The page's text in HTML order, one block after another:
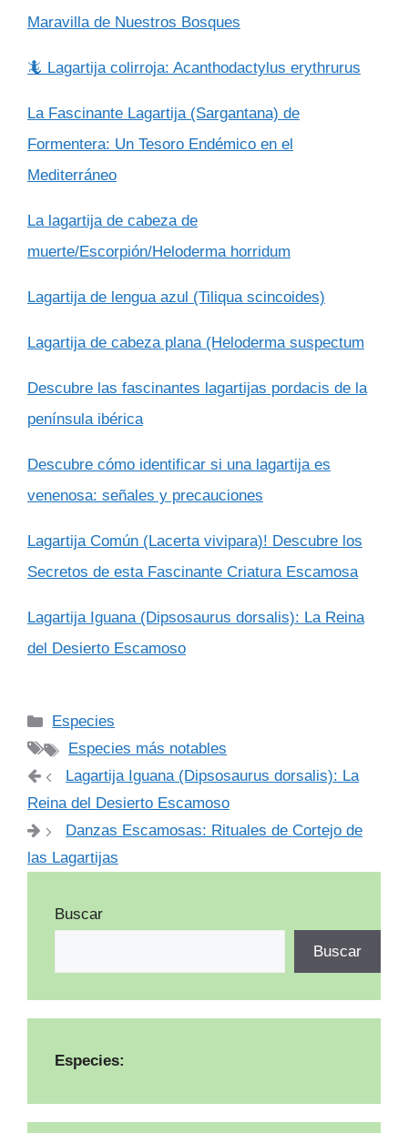
Maravilla de Nuestros Bosques
🦎 Lagartija colirroja: Acanthodactylus erythrurus
La Fascinante Lagartija (Sargantana) de
Formentera: Un Tesoro Endémico en el
Mediterráneo
La lagartija de cabeza de
muerte/Escorpión/Heloderma horridum
Lagartija de lengua azul (Tiliqua scincoides)
Lagartija de cabeza plana (Heloderma suspectum
Descubre las fascinantes lagartijas pordacis de la
península ibérica
Descubre cómo identificar si una lagartija es
venenosa: señales y precauciones
Lagartija Común (Lacerta vivipara)! Descubre los
Secretos de esta Fascinante Criatura Escamosa
Lagartija Iguana (Dipsosaurus dorsalis): La Reina
del Desierto Escamoso
Categorías
Especies
Etiquetas
Especies más notables
Lagartija Iguana (Dipsosaurus dorsalis): La
Reina del Desierto Escamoso
Danzas Escamosas: Rituales de Cortejo de
las Lagartijas
Buscar
Buscar
Especies: